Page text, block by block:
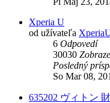
Xperia U
od užívateľa
6 Odpovedí
30030
Posledný
So Mar 08,
635202 ヴィトン